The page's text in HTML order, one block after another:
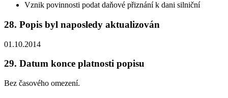
Vznik povinnosti podat daňové přiznání k dani silniční
28. Popis byl naposledy aktualizován
01.10.2014
29. Datum konce platnosti popisu
Bez časového omezení.